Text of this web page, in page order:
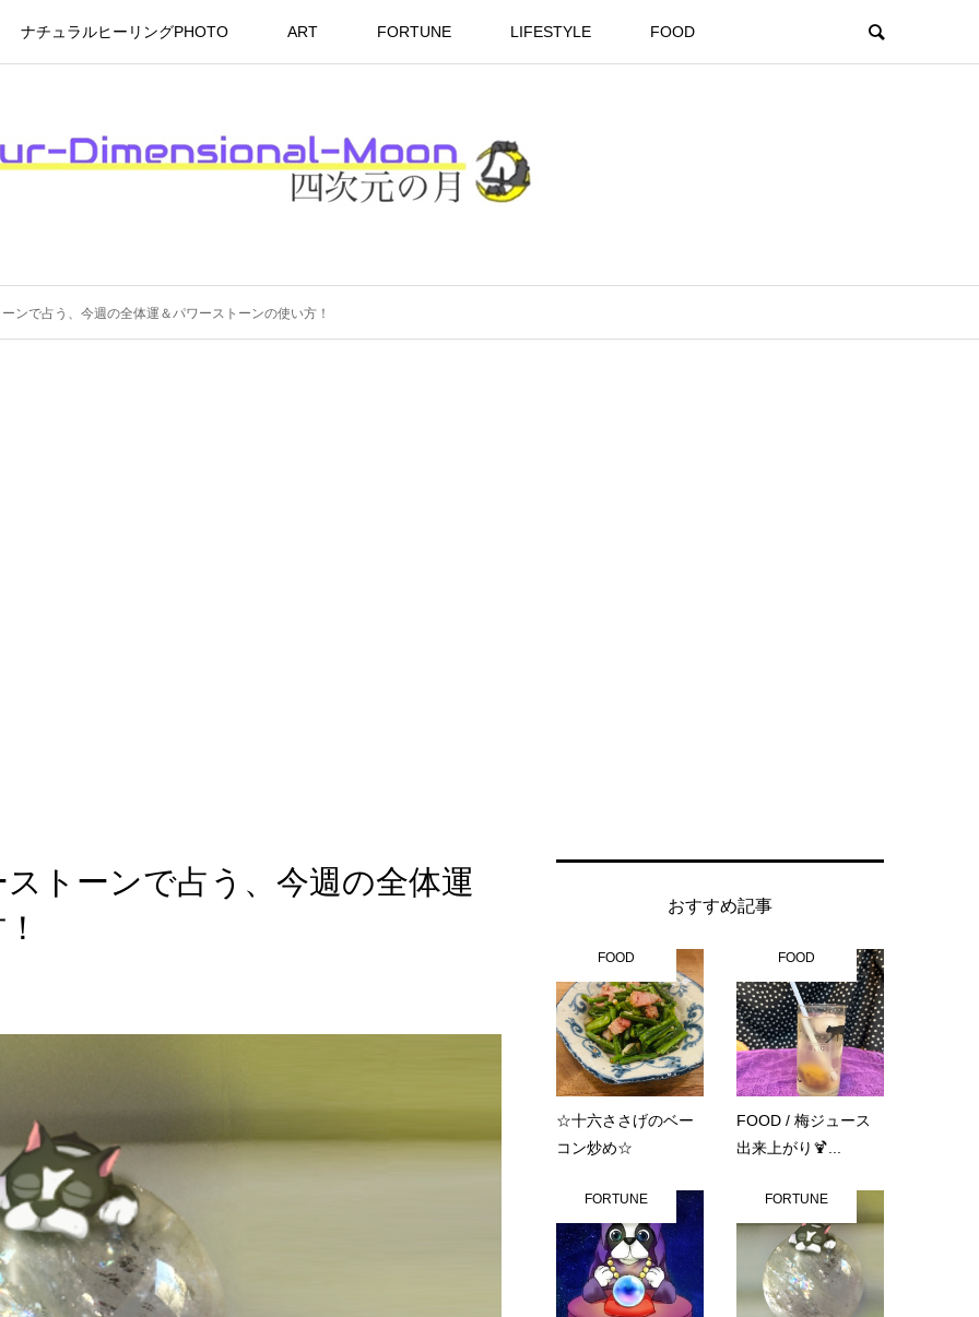
ナチュラルヒーリングPHOTO ART FORTUNE LIFESTYLE FOOD
ンで占う、今週の全体運＆パワーストーンの使い方！
トーンで占う、今週の全体運
おすすめ記事
FOOD
☆十六ささげのベー
コン炒め☆
FOOD
FOOD / 梅ジュース
出来上がり🍹...
FORTUNE FORTUNE